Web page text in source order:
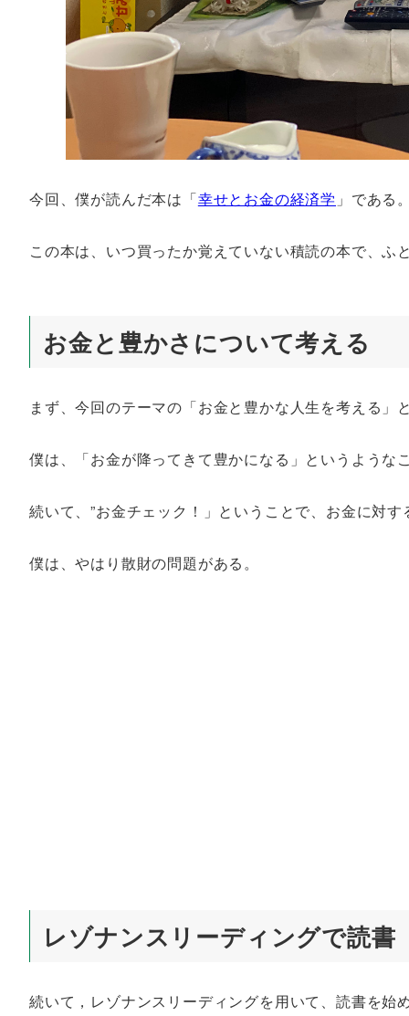
今回、僕が読んだ本は「幸せとお金の経済学 」である
この本は、いつ買ったか覚えていない積読の本で、
お金と豊かさについて考える
まず、今回のテーマの「お金と豊かな人生を考える」
僕は、「お金が降ってきて豊かになる」というような
続いて、”お金チェック！」ということで、お金に対
僕は、やはり散財の問題がある。
レゾナンスリーディングで読書
続いて，レゾナンスリーディングを用いて、読書を始